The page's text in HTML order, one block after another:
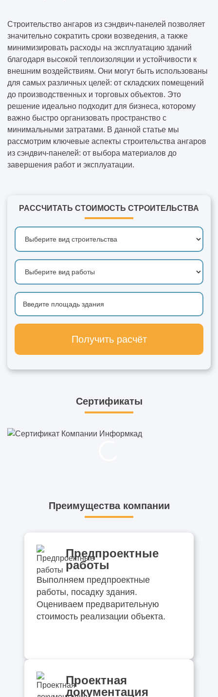
Строительство ангаров из сэндвич-панелей позволяет
значительно сократить сроки возведения, а также
минимизировать расходы на эксплуатацию зданий
благодаря высокой теплоизоляции и устойчивости к
внешним воздействиям. Они могут быть использованы
для самых различных целей: от складских помещений
до производственных и торговых объектов. Это
решение идеально подходит для бизнеса, которому
важно быстро организовать пространство с
минимальными затратами. В данной статье мы
рассмотрим ключевые аспекты строительства ангаров
из сэндвич-панелей: от выбора материалов до
завершения работ и эксплуатации.
РАССЧИТАТЬ СТОИМОСТЬ СТРОИТЕЛЬСТВА
Получить расчёт
Сертификаты
Преимущества компании
Предпроектные
работы
Выполняем предпроектные
работы, посадку здания.
Оцениваем предварительную
стоимость реализации объекта.
Проектная
документация